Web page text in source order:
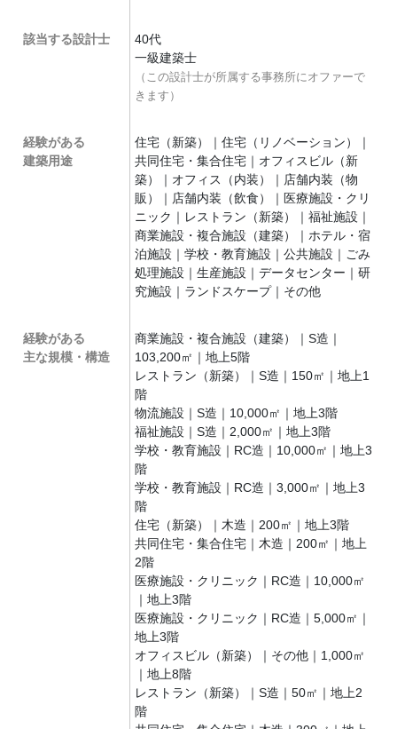
該当する設計士
40代
一級建築士
（この設計士が所属する事務所にオファーで
きます）
経験がある
建築用途
住宅（新築）｜住宅（リノベーション）｜
共同住宅・集合住宅｜オフィスビル（新
築）｜オフィス（内装）｜店舗内装（物
販）｜店舗内装（飲食）｜医療施設・クリ
ニック｜レストラン（新築）｜福祉施設｜
商業施設・複合施設（建築）｜ホテル・宿
泊施設｜学校・教育施設｜公共施設｜ごみ
処理施設｜生産施設｜データセンター｜研
究施設｜ランドスケープ｜その他
経験がある
主な規模・構造
商業施設・複合施設（建築）｜S造｜
103,200㎡｜地上5階
レストラン（新築）｜S造｜150㎡｜地上1
階
物流施設｜S造｜10,000㎡｜地上3階
福祉施設｜S造｜2,000㎡｜地上3階
学校・教育施設｜RC造｜10,000㎡｜地上3
階
学校・教育施設｜RC造｜3,000㎡｜地上3
階
住宅（新築）｜木造｜200㎡｜地上3階
共同住宅・集合住宅｜木造｜200㎡｜地上
2階
医療施設・クリニック｜RC造｜10,000㎡
｜地上3階
医療施設・クリニック｜RC造｜5,000㎡｜
地上3階
オフィスビル（新築）｜その他｜1,000㎡
｜地上8階
レストラン（新築）｜S造｜50㎡｜地上2
階